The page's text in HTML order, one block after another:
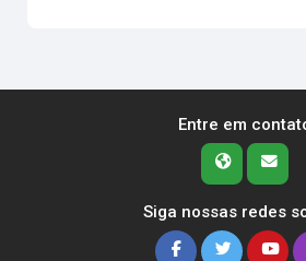
Entre em
Siga nossas redes